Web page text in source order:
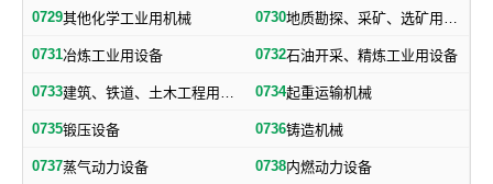
0729其他化学工业用机械 0730 地质勘探、采矿、选矿用机械
0731冶炼工业用设备 0732石油开采、精炼工业用设备
0733 建筑、铁道、土木工程用机械 0734起重运输机械
0735锻压设备 0736铸造机械
0737蒸气动力设备 0738内燃动力设备